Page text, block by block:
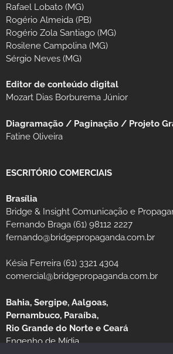
Rafael Lobato (MG)
Rogério Almeida (PB)
Rogério Zola Santiago (MG)
Rosilene Campolina (MG)
Sérgio Neves (MG)
Editor de conteúdo digital
Mozart Dias Borburema Júnior
Diagramação / Paginação / Projeto
Fatine Oliveira
ESCRITÓRIO COMERCIAIS
Brasília
Bridge & Insight Comunicação e
Fernando Braga (61) 98112 2227
fernando@bridgepropaganda.com.br
Késia Ferreira (61) 3321 4304
comercial@bridgepropaganda.com.br
Bahia, Sergipe, Aalgoas,
Pernambuco, Paraíba,
Rio Grande do Norte e Ceará
Engenho de Mídia